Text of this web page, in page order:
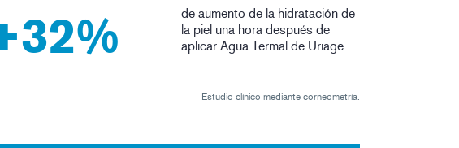
de aumento de la hidratación de
la piel una hora después de
aplicar Agua Termal de Uriage.
Estudio clínico mediante corneometría.